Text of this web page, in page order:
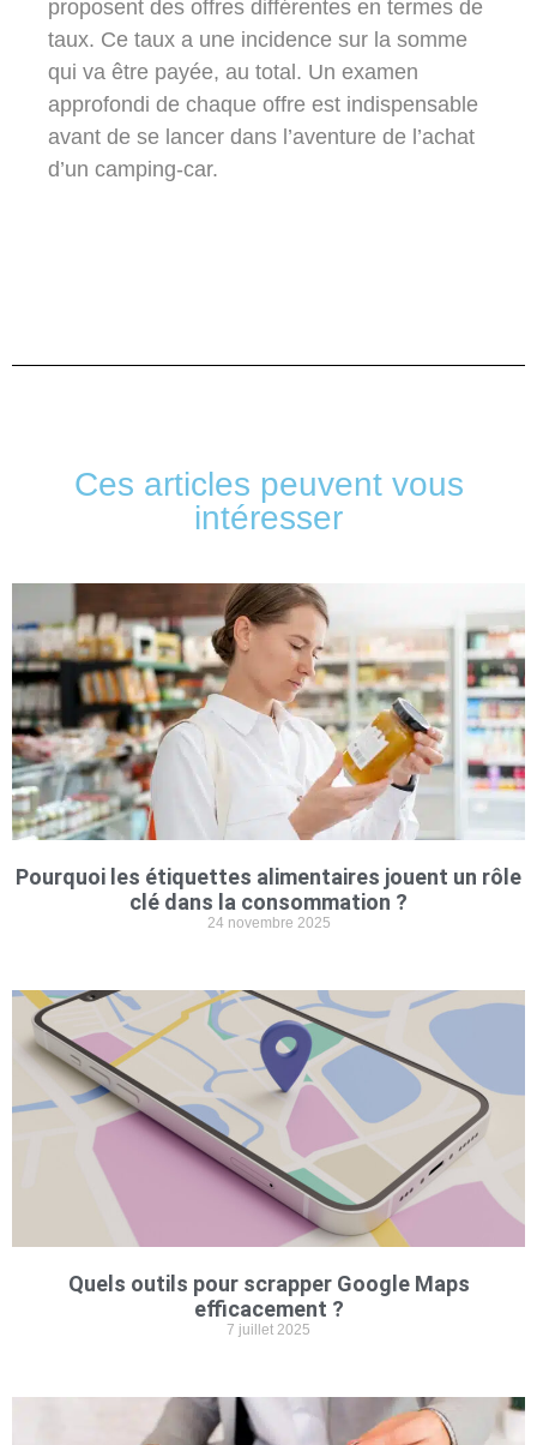
proposent des offres différentes en termes de
taux. Ce taux a une incidence sur la somme
qui va être payée, au total. Un examen
approfondi de chaque offre est indispensable
avant de se lancer dans l’aventure de l’achat
d’un camping-car.
Ces articles peuvent vous
intéresser
Pourquoi les étiquettes alimentaires jouent un rôle
clé dans la consommation ?
24 novembre 2025
Quels outils pour scrapper Google Maps
efficacement ?
7 juillet 2025